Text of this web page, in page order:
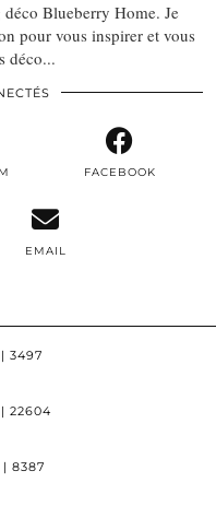
Blueberry Home. Je
pour vous inspirer et vous
déco...
FACEBOOK
EMAIL
| 3497
| 22604
| 8387